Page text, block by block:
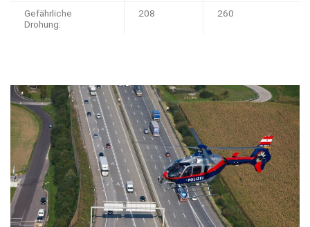
Gefährliche
Drohung:
208 260